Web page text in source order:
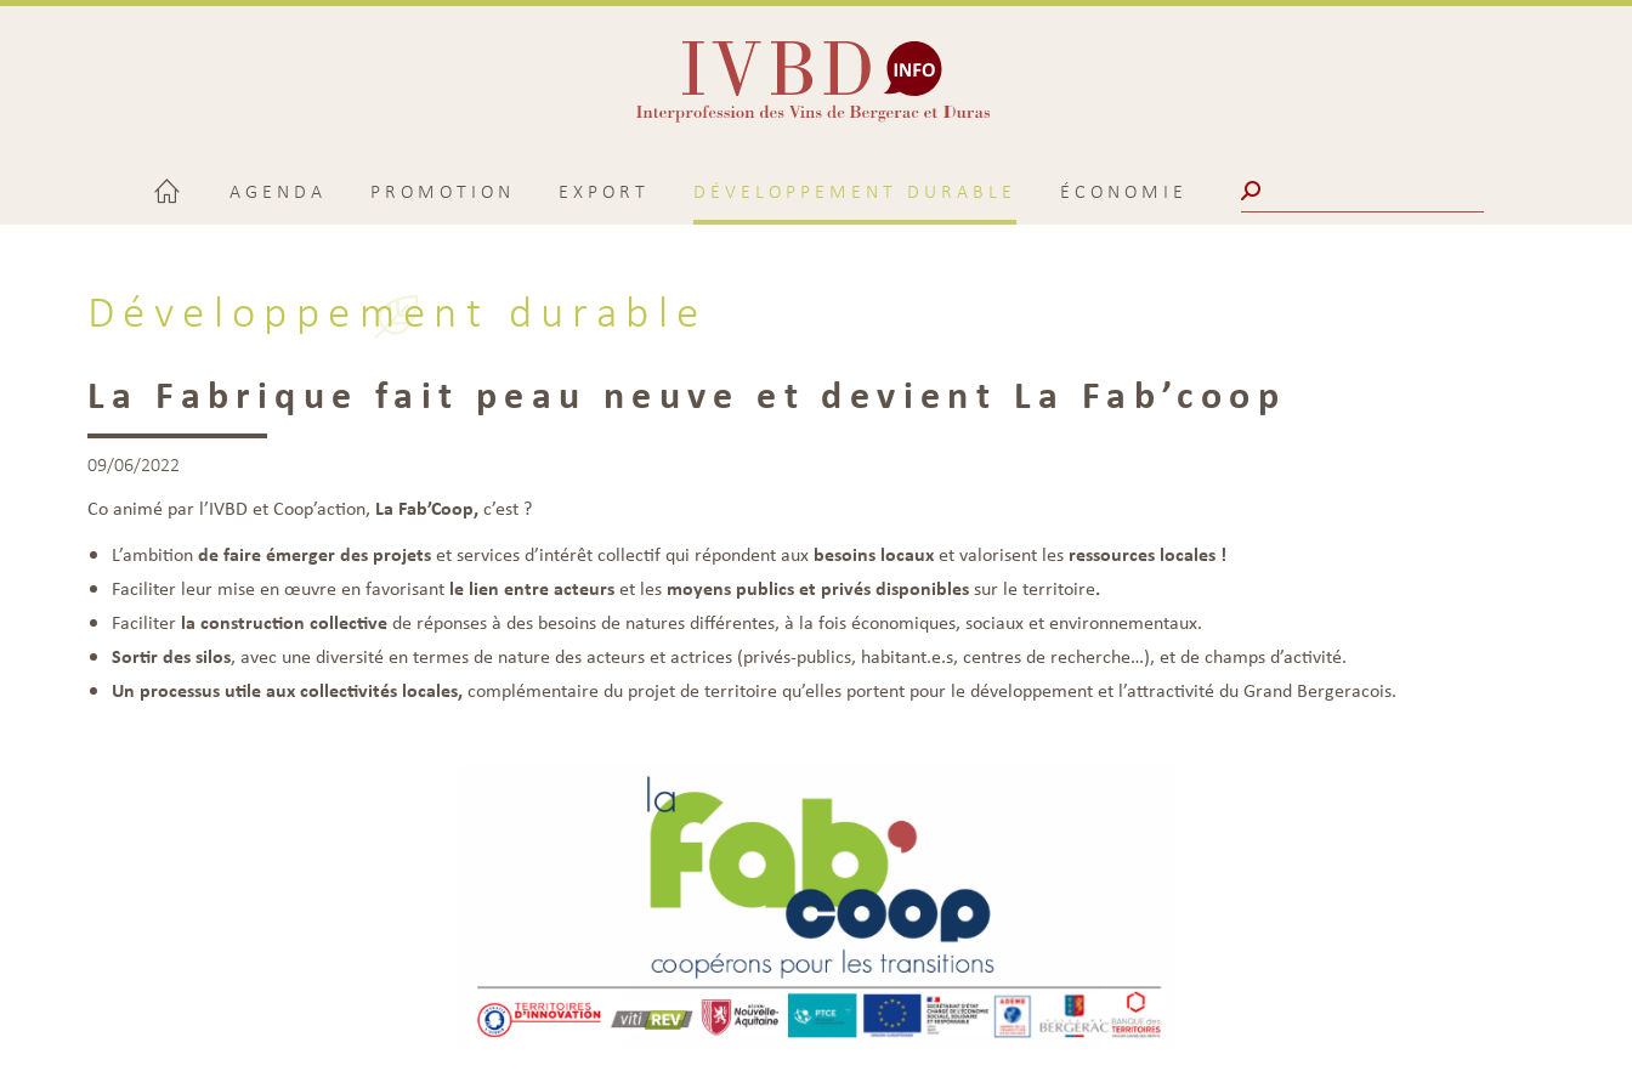
AGENDA PROMOTION EXPORT DÉVELOPPEMENT DURABLE ÉCONOMIE Search:
Développement durable
La Fabrique fait peau neuve et devient La Fab’coop
09/06/2022
Co animé par l’IVBD et Coop’action, La Fab’Coop,c’est ?
L’ambitionde faire émerger des projetset services d’intérêt collectif qui répondent aux besoins locauxet valorisent les ressources locales !
Faciliter leur mise en œuvre en favorisant le lien entre acteurset les moyens publics et privés disponiblessur le territoire.
Faciliter la construction collectivede réponses à des besoins de natures différentes, à la fois économiques, sociaux et environnementaux.
Sortir des silos, avec une diversité en termes de nature des acteurs et actrices (privés-publics, habitant.e.s, centres de recherche…), et de champs d’activité.
Un processus utile aux collectivités locales,complémentaire du projet de territoire qu’elles portent pour le développement et l’attractivité du Grand Bergeracois.